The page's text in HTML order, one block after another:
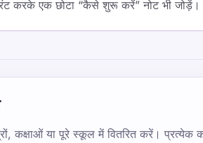
करके एक छोटा “कैसे शुरू करें” नोट भी जोड़ें।
कक्षाओं या पूरे स्कूल में वितरित करें। प्रत्येक